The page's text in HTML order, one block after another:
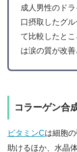
成人男性のド
口摂取したグ
て比較したと
は涙の質が改善
コラーゲン合
ビタミンCは細胞
助けるほか、水晶